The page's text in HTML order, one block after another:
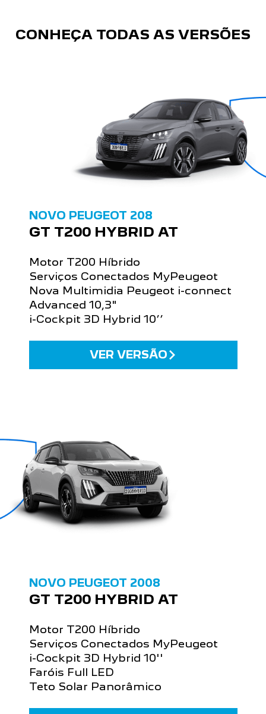
CONHEÇA TODAS AS VERSÕES
NOVO PEUGEOT 208
GT T200 HYBRID AT
Motor T200 Híbrido
Serviços Conectados MyPeugeot
Nova Multimidia Peugeot i-connect
Advanced 10,3"
i-Cockpit 3D Hybrid 10’’
VER VERSÃO
NOVO PEUGEOT 2008
GT T200 HYBRID AT
Motor T200 Híbrido
Serviços Conectados MyPeugeot
i-Cockpit 3D Hybrid 10''
Faróis Full LED
Teto Solar Panorâmico